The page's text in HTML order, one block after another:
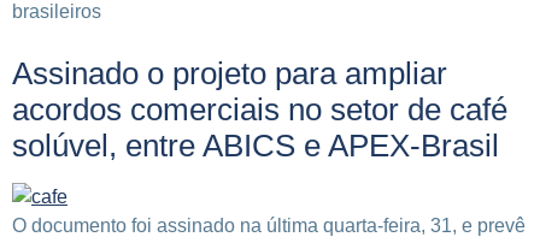
brasileiros
Assinado o projeto para ampliar
acordos comerciais no setor de café
solúvel, entre ABICS e APEX-Brasil
O documento foi assinado na última quarta-feira, 31, e prevê